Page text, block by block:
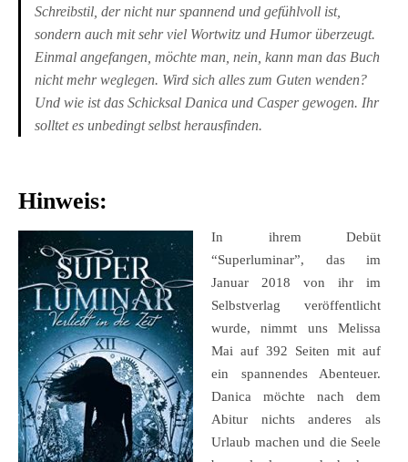
Schreibstil, der nicht nur spannend und gefühlvoll ist,
sondern auch mit sehr viel Wortwitz und Humor überzeugt.
Einmal angefangen, möchte man, nein, kann man das Buch
nicht mehr weglegen. Wird sich alles zum Guten wenden?
Und wie ist das Schicksal Danica und Casper gewogen. Ihr
solltet es unbedingt selbst herausfinden.
Hinweis:
In ihrem Debüt
“Superluminar”, das im
Januar 2018 von ihr im
Selbstverlag veröffentlicht
wurde, nimmt uns Melissa
Mai auf 392 Seiten mit auf
ein spannendes Abenteuer.
Danica möchte nach dem
Abitur nichts anderes als
Urlaub machen und die Seele